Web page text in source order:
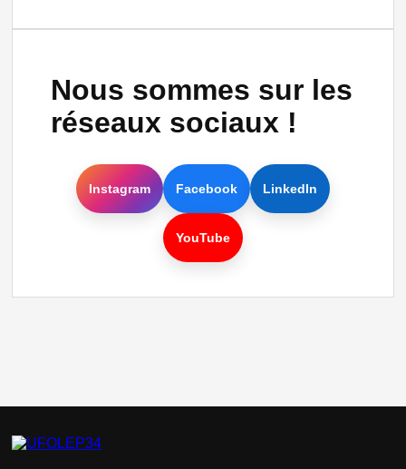
Nous sommes sur les
réseaux sociaux !
Instagram Facebook LinkedIn
YouTube